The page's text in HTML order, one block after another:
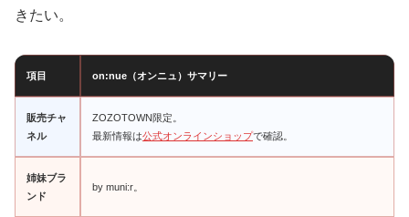
きたい。
項目 on:nue（オンニュ）サマリー
販売チャ
ネル
ZOZOTOWN限定。
最新情報は公式オンラインショップで確認。
姉妹ブラ
ンド
by muni:r。